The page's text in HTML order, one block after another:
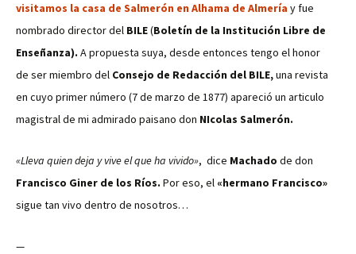
visitamos la casa de Salmerón en Alhama de Almería y fue
nombrado director del BILE(Boletín de la Institución Libre de
Enseñanza). A propuesta suya, desde entonces tengo el honor
de ser miembro del Consejo de Redacción del BILE,una revista
en cuyo primer número (7 de marzo de 1877) apareció un articulo
magistral de mi admirado paisano don NIcolas Salmerón.
«Lleva quien deja y vive el que ha vivido», dice Machado de don
Francisco Giner de los Ríos. Por eso, el «hermano Francisco»
sigue tan vivo dentro de nosotros…
—